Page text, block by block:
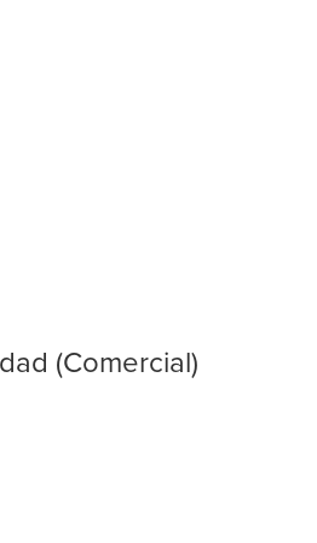
(Comercial)